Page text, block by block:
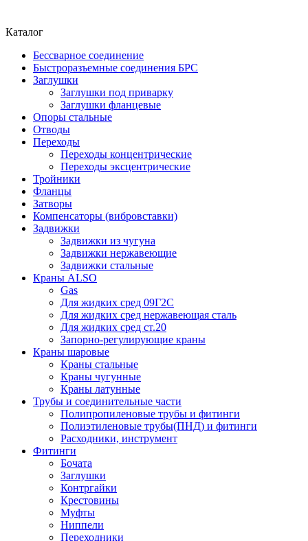
Каталог
Бессварное соединение
Быстроразъемные соединения БРС
Заглушки
Заглушки под приварку
Заглушки фланцевые
Опоры стальные
Отводы
Переходы
Переходы концентрические
Переходы эксцентрические
Тройники
Фланцы
Затворы
Компенсаторы (вибровставки)
Задвижки
Задвижки из чугуна
Задвижки нержавеющие
Задвижки стальные
Краны ALSO
Gas
Для жидких сред 09Г2С
Для жидких сред нержавеющая сталь
Для жидких сред ст.20
Запорно-регулирующие краны
Краны шаровые
Краны стальные
Краны чугунные
Краны латунные
Трубы и соединительные части
Полипропиленовые трубы и фитинги
Полиэтиленовые трубы(ПНД) и фитинги
Расходники, инструмент
Фитинги
Бочата
Заглушки
Контргайки
Крестовины
Муфты
Ниппели
Переходники